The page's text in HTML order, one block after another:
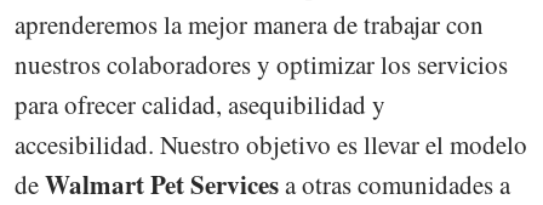
aprenderemos la mejor manera de trabajar con
nuestros colaboradores y optimizar los servicios
para ofrecer calidad, asequibilidad y
accesibilidad. Nuestro objetivo es llevar el modelo
deWalmart Pet Servicesa otras comunidades a